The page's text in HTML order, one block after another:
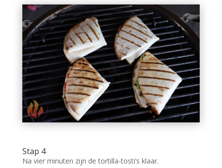
Stap 4
Na vier minuten zijn de tortilla-tosti’s klaar.